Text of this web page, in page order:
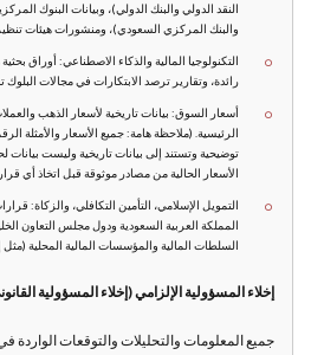
النقد الدولي والبنك الدولي)، وبيانات البنوك
والبنك المركزي السعودي)، ومنشورات هيئات تنظيم
التكنولوجيا المالية والذكاء الاصطناعي: أوراق
رائدة، وتقارير ترصد الابتكارات في مجالات
أسعار السوق: بيانات تاريخية لأسعار الذهب
الرئيسية. (ملاحظة هامة: جميع الأسعار والأمثلة
توضيحية وتستند إلى بيانات تاريخية وليست
الأسعار الحالية من مصادر موثوقة قبل اتخاذ أي
التمويل الإسلامي، التأمين التكافلي، والزكاة:
المملكة العربية السعودية ودول مجلس التعاون
السلطات المالية والمؤسسات المالية المحلية
إخلاء المسؤولية الإلزامي (إخلاء المسؤولية
جميع المعلومات والتحليلات والتوقعات الواردة